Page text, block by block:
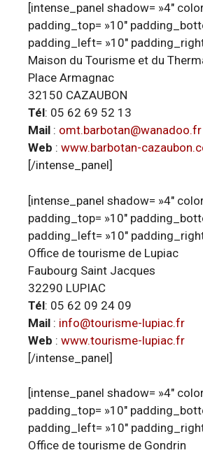
[intense_panel shadow= »4″
padding_top= »10″
padding_left= »10″
Maison du Tourisme et du
Place Armagnac
32150 CAZAUBON
Tél: 05 62 69 52 13
Mail : omt.barbotan@wanadoo.fr
Web : www.barbotan-
[/intense_panel]
[intense_panel shadow= »4″
padding_top= »10″
padding_left= »10″
Office de tourisme de Lupiac
Faubourg Saint Jacques
32290 LUPIAC
Tél: 05 62 09 24 09
Mail : info@tourisme-lupiac.fr
Web : www.tourisme-lupiac.fr
[/intense_panel]
[intense_panel shadow= »4″
padding_top= »10″
padding_left= »10″
Office de tourisme de Gondrin